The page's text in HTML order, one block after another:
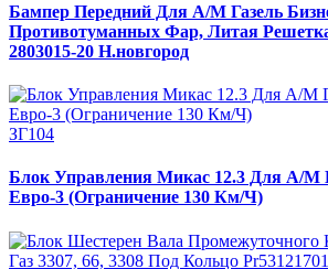
Бампер Передний Для А/М Газель
Противотуманных Фар, Литая
2803015-20 Н.новгород
ЗГ104
Блок Управления Микас 12.3 Для А/М
Евро-3 (Ограничение 130 Км/Ч)